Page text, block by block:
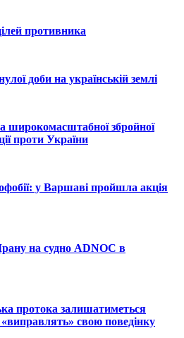
противника
доби на українській землі
широкомасштабної збройної
проти України
у Варшаві пройшла акція
на судно ADNOC в
протока залишатиметься
свою поведінку